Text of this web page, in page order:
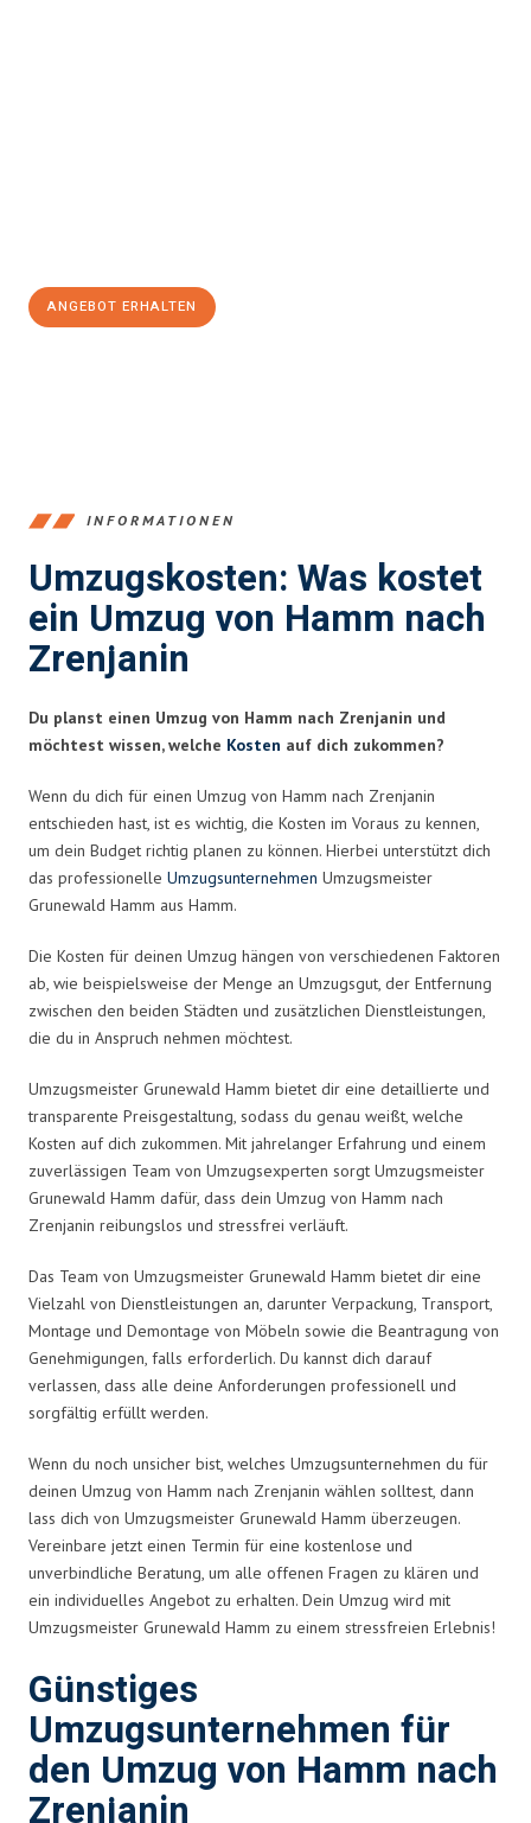
ANGEBOT ERHALTEN
INFORMATIONEN
Umzugskosten: Was kostet
ein Umzug von Hamm nach
Zrenjanin
Du planst einen Umzug von Hamm nach Zrenjanin und
möchtest wissen, welche Kosten auf dich zukommen?
Wenn du dich für einen Umzug von Hamm nach Zrenjanin
entschieden hast, ist es wichtig, die Kosten im Voraus zu kennen,
um dein Budget richtig planen zu können. Hierbei unterstützt dich
das professionelle Umzugsunternehmen Umzugsmeister
Grunewald Hamm aus Hamm.
Die Kosten für deinen Umzug hängen von verschiedenen Faktoren
ab, wie beispielsweise der Menge an Umzugsgut, der Entfernung
zwischen den beiden Städten und zusätzlichen Dienstleistungen,
die du in Anspruch nehmen möchtest.
Umzugsmeister Grunewald Hamm bietet dir eine detaillierte und
transparente Preisgestaltung, sodass du genau weißt, welche
Kosten auf dich zukommen. Mit jahrelanger Erfahrung und einem
zuverlässigen Team von Umzugsexperten sorgt Umzugsmeister
Grunewald Hamm dafür, dass dein Umzug von Hamm nach
Zrenjanin reibungslos und stressfrei verläuft.
Das Team von Umzugsmeister Grunewald Hamm bietet dir eine
Vielzahl von Dienstleistungen an, darunter Verpackung, Transport,
Montage und Demontage von Möbeln sowie die Beantragung von
Genehmigungen, falls erforderlich. Du kannst dich darauf
verlassen, dass alle deine Anforderungen professionell und
sorgfältig erfüllt werden.
Wenn du noch unsicher bist, welches Umzugsunternehmen du für
deinen Umzug von Hamm nach Zrenjanin wählen solltest, dann
lass dich von Umzugsmeister Grunewald Hamm überzeugen.
Vereinbare jetzt einen Termin für eine kostenlose und
unverbindliche Beratung, um alle offenen Fragen zu klären und
ein individuelles Angebot zu erhalten. Dein Umzug wird mit
Umzugsmeister Grunewald Hamm zu einem stressfreien Erlebnis!
Günstiges
Umzugsunternehmen für
den Umzug von Hamm nach
Zrenjanin